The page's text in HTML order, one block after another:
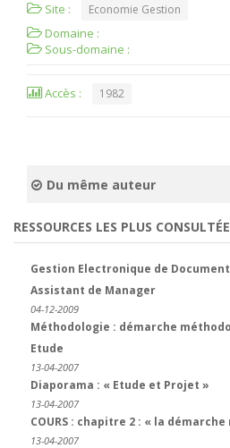
Site : Economie Gestion
Domaine :
Sous-domaine :
Accès : 1982
Du même auteur
RESSOURCES LES PLUS
Gestion Electronique de
Assistant de Manager
04-12-2009
Méthodologie : démarche
Etude
13-04-2007
Diaporama : « Etude et Projet »
13-04-2007
COURS : chapitre 2 : « la
13-04-2007